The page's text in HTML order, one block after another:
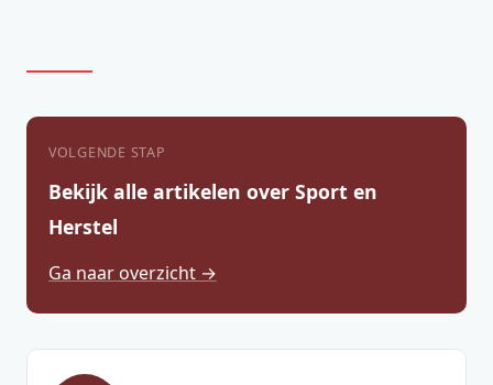
VOLGENDE STAP
Bekijk alle artikelen over Sport en
Herstel
Ga naar overzicht →